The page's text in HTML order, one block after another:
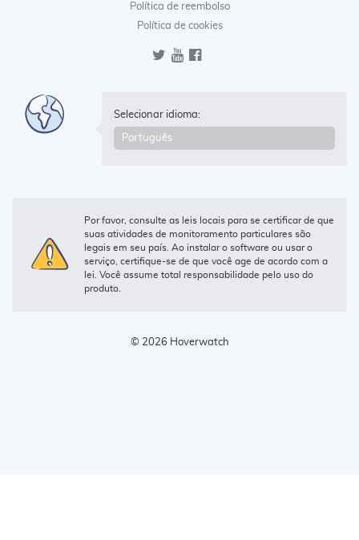
Política de reembolso
Política de cookies
Selecionar idioma:
Por favor, consulte as leis locais para se certificar de que
suas atividades de monitoramento particulares são
legais em seu país. Ao instalar o software ou usar o
serviço, certifique-se de que você age de acordo com a
lei. Você assume total responsabilidade pelo uso do
produto.
© 2026 Hoverwatch